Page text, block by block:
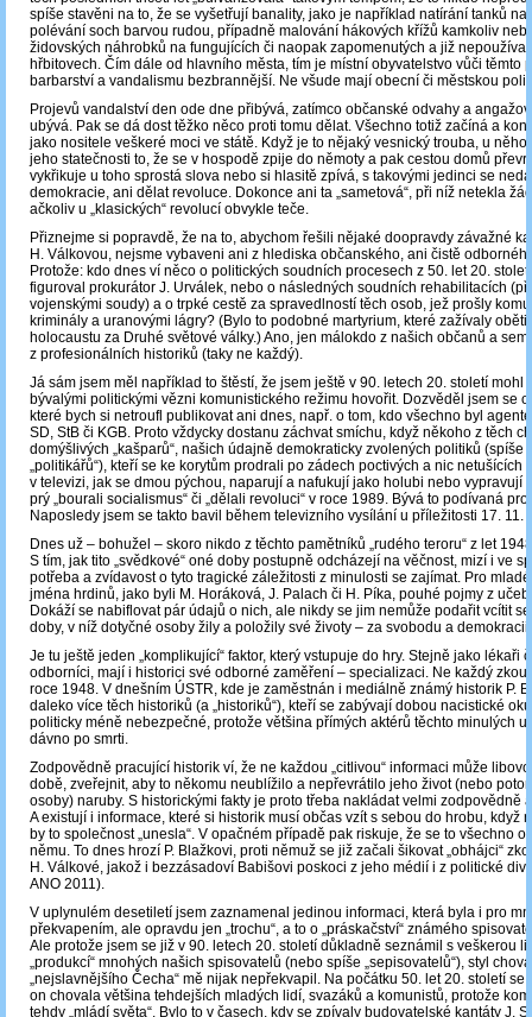
spíše stavěni na to, že se vyšetřují banality, jako je například natírání tanků
polévání soch barvou rudou, případně malování hákových křížů kamkoliv
židovských náhrobků na fungujících či naopak zapomenutých a již
hřbitovech. Čím dále od hlavního města, tím je místní obyvatelstvo vůči těmto
barbarství a vandalismu bezbrannější. Ne všude mají obecní či městskou
Projevů vandalství den ode dne přibývá, zatímco občanské odvahy a
ubývá. Pak se dá dost těžko něco proti tomu dělat. Všechno totiž začíná a
jako nositele veškeré moci ve státě. Když je to nějaký vesnický trouba, u
jeho statečnosti to, že se v hospodě zpije do němoty a pak cestou domů
vykřikuje u toho sprostá slova nebo si hlasitě zpívá, s takovými jedinci se
demokracie, ani dělat revoluce. Dokonce ani ta „sametová“, při níž netekla
ačkoliv u „klasických“ revolucí obvykle teče.
Přiznejme si popravdě, že na to, abychom řešili nějaké doopravdy závažné
H. Válkovou, nejsme vybaveni ani z hlediska občanského, ani čistě
Protože: kdo dnes ví něco o politických soudních procesech z 50. let 20.
figuroval prokurátor J. Urválek, nebo o následných soudních rehabilitacích
vojenskými soudy) a o trpké cestě za spravedlností těch osob, jež prošly
kriminály a uranovými lágry? (Bylo to podobné martyrium, které zažívaly oběti
holocaustu za Druhé světové války.) Ano, jen málokdo z našich občanů a
z profesionálních historiků (taky ne každý).
Já sám jsem měl například to štěstí, že jsem ještě v 90. letech 20. století mohl
bývalými politickými vězni komunistického režimu hovořit. Dozvěděl jsem se
které bych si netroufl publikovat ani dnes, např. o tom, kdo všechno byl
SD, StB či KGB. Proto vždycky dostanu záchvat smíchu, když někoho z těch
domýšlivých „kašparů“, našich údajně demokraticky zvolených politiků (spíše
„politikářů“), kteří se ke korytům prodrali po zádech poctivých a nic netušících
v televizi, jak se dmou pýchou, naparují a nafukují jako holubi nebo vypravují
prý „bourali socialismus“ či „dělali revoluci“ v roce 1989. Bývá to podívaná pro
Naposledy jsem se takto bavil během televizního vysílání u příležitosti 17. 11.
Dnes už ‒ bohužel ‒ skoro nikdo z těchto pamětníků „rudého teroru“ z let
S tím, jak tito „svědkové“ oné doby postupně odcházejí na věčnost, mizí i ve
potřeba a zvídavost o tyto tragické záležitosti z minulosti se zajímat. Pro
jména hrdinů, jako byli M. Horáková, J. Palach či H. Píka, pouhé pojmy z
Dokáží se nabiflovat pár údajů o nich, ale nikdy se jim nemůže podařit vcítit
doby, v níž dotyčné osoby žily a položily své životy – za svobodu a
Je tu ještě jeden „komplikující“ faktor, který vstupuje do hry. Stejně jako lékaři
odborníci, mají i historici své odborné zaměření ‒ specializaci. Ne každý
roce 1948. V dnešním ÚSTR, kde je zaměstnán i mediálně známý historik P.
daleko více těch historiků (a „historiků“), kteří se zabývají dobou nacistické
politicky méně nebezpečné, protože většina přímých aktérů těchto minulých
dávno po smrti.
Zodpovědně pracující historik ví, že ne každou „citlivou“ informaci může
době, zveřejnit, aby to někomu neublížilo a nepřevrátilo jeho život (nebo
osoby) naruby. S historickými fakty je proto třeba nakládat velmi zodpovědně
A existují i informace, které si historik musí občas vzít s sebou do hrobu, když
by to společnost „unesla“. V opačném případě pak riskuje, že se to všechno
němu. To dnes hrozí P. Blažkovi, proti němuž se již začali šikovat „obhájci“
H. Válkové, jakož i bezzásadoví Babišovi poskoci z jeho médií i z politické
ANO 2011).
V uplynulém desetiletí jsem zaznamenal jedinou informaci, která byla i pro
překvapením, ale opravdu jen „trochu“, a to o „práskačství“ známého
Ale protože jsem se již v 90. letech 20. století důkladně seznámil s veškerou
„produkcí“ mnohých našich spisovatelů (nebo spíše „sepisovatelů“), styl
„nejslavnějšího Čecha“ mě nijak nepřekvapil. Na počátku 50. let 20. století se
on chovala většina tehdejších mladých lidí, svazáků a komunistů, protože
tehdy „mládí světa“. Bylo to v časech, kdy se zpívaly budovatelské kantáty J.